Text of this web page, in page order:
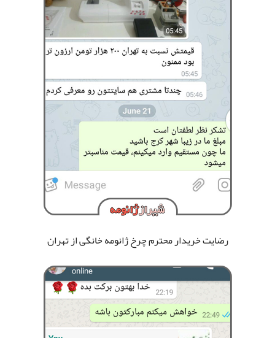
رضایت خریدار محترم چرخ ژانومه خانگیاز تهران